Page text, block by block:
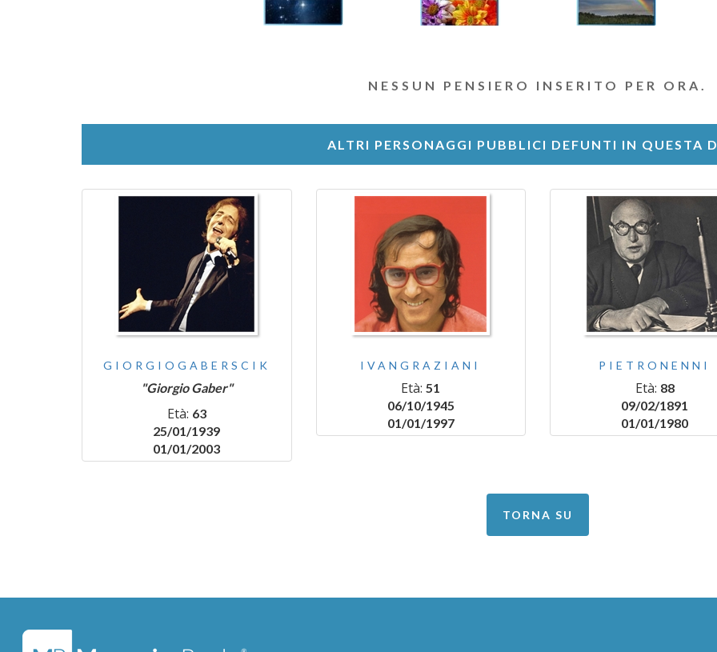
NESSUN PENSIERO INSERITO PER ORA.
ALTRI PERSONAGGI PUBBLICI DEFUNTI IN QUESTA
GIORGIOGABERSCIK
"Giorgio Gaber"
Età: 63
25/01/1939
01/01/2003
IVANGRAZIANI
Età:51
06/10/1945
01/01/1997
PIETRONENNI
Età: 88
09/02/1891
01/01/1980
TORNA SU